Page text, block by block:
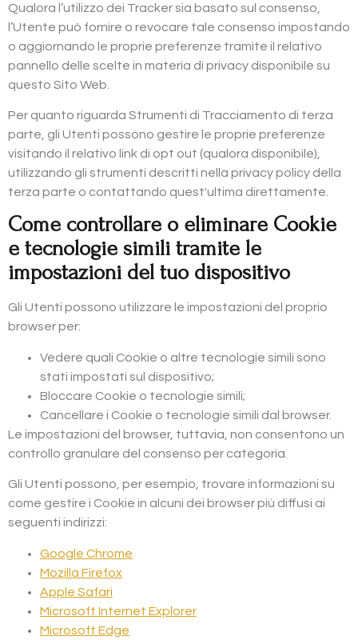
Qualora l’utilizzo dei Tracker sia basato sul consenso,
l’Utente può fornire o revocare tale consenso impostando
o aggiornando le proprie preferenze tramite il relativo
pannello delle scelte in materia di privacy disponibile su
questo Sito Web.
Per quanto riguarda Strumenti di Tracciamento di terza
parte, gli Utenti possono gestire le proprie preferenze
visitando il relativo link di opt out (qualora disponibile),
utilizzando gli strumenti descritti nella privacy policy della
terza parte o contattando quest'ultima direttamente.
Come controllare o eliminare Cookie
e tecnologie simili tramite le
impostazioni del tuo dispositivo
Gli Utenti possono utilizzare le impostazioni del proprio
browser per:
Vedere quali Cookie o altre tecnologie simili sono
stati impostati sul dispositivo;
Bloccare Cookie o tecnologie simili;
Cancellare i Cookie o tecnologie simili dal browser.
Le impostazioni del browser, tuttavia, non consentono un
controllo granulare del consenso per categoria.
Gli Utenti possono, per esempio, trovare informazioni su
come gestire i Cookie in alcuni dei browser più diffusi ai
seguenti indirizzi:
Google Chrome
Mozilla Firefox
Apple Safari
Microsoft Internet Explorer
Microsoft Edge